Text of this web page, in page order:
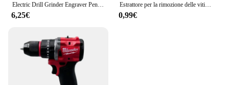
6,25€
Estrattore per la rimozione delle viti rotte danneggiate da 5/6 pezzi, punte per trapano in acciaio durevole e facile da rimuovere, funziona su viti per legno e macchine
0,99€